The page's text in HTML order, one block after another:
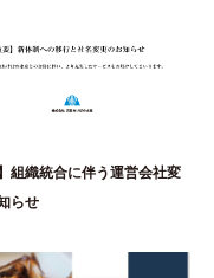
】組織統合に伴う運営会社変
らせ